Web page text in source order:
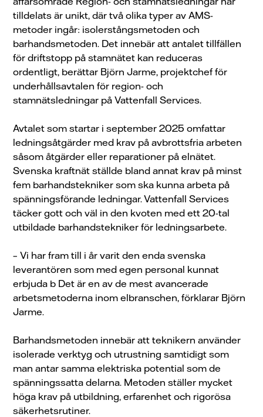
tilldelats är unikt, där två olika typer av AMS-
metoder ingår: isolerstångsmetoden och
barhandsmetoden. Det innebär att antalet tillfällen
för driftstopp på stamnätet kan reduceras
ordentligt, berättar Björn Jarme, projektchef för
underhållsavtalen för region- och
stamnätsledningar på Vattenfall Services.
Avtalet som startar i september 2025 omfattar
ledningsåtgärder med krav på avbrottsfria arbeten
såsom åtgärder eller reparationer på elnätet.
Svenska kraftnät ställde bland annat krav på minst
fem barhandstekniker som ska kunna arbeta på
spänningsförande ledningar. Vattenfall Services
täcker gott och väl in den kvoten med ett 20-tal
utbildade barhandstekniker för ledningsarbete.
– Vi har fram till i år varit den enda svenska
leverantören som med egen personal kunnat
erbjuda b Det är en av de mest avancerade
arbetsmetoderna inom elbranschen, förklarar Björn
Jarme.
Barhandsmetoden innebär att teknikern använder
isolerade verktyg och utrustning samtidigt som
man antar samma elektriska potential som de
spänningssatta delarna. Metoden ställer mycket
höga krav på utbildning, erfarenhet och rigorösa
säkerhetsrutiner.